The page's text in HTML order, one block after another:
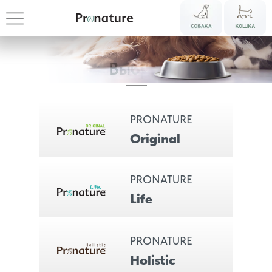
Выбрать
Original
PRONATURE
Life
PRONATURE
Holistic
PRONATURE
Откройте